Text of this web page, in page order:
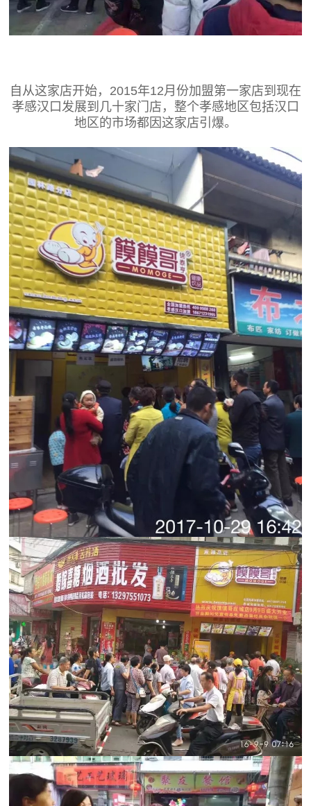
自从这家店开始，2015年12月份加盟第一家店到现在
孝感汉口发展到几十家门店，整个孝感地区包括汉口
地区的市场都因这家店引爆。